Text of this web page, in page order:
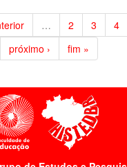
… 2 3 4
próximo › fim »